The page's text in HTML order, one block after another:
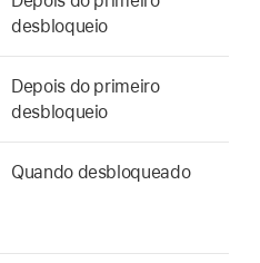
desbloqueio
Depois do primeiro
desbloqueio
Quando desbloqueado